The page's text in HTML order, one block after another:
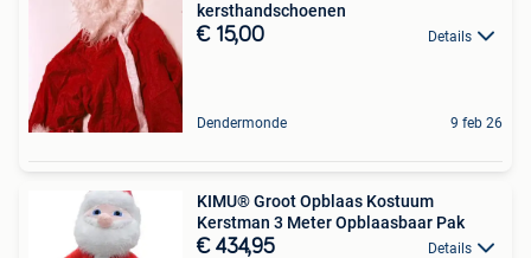
kersthandschoenen
€ 15,00 Details
Dendermonde 9 feb 26
KIMU® Groot Opblaas Kostuum
Kerstman 3 Meter Opblaasbaar Pak
€ 434,95 Details